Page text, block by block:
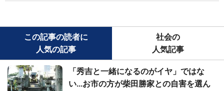
この記事の読者に
人気の記事
社会の
人気記事
「秀吉と一緒になるのがイヤ」ではな
い...お市の方が柴田勝家との自害を選ん